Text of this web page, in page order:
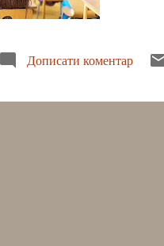
Дописати коментар